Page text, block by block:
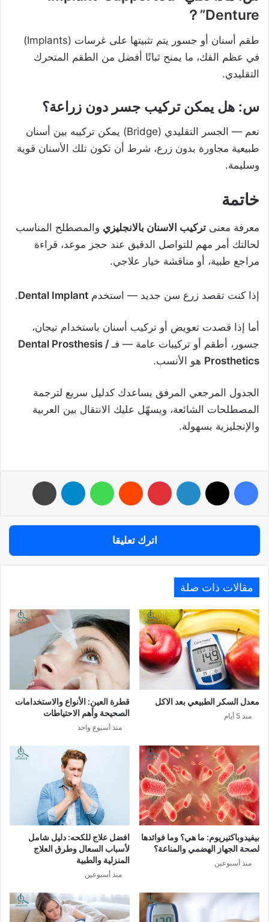
Denture”？
طقم أسنان أو جسور يتم تثبيتها على غرسات (implants)
في عظم الفك، ما يمنح ثباتًا أفضل من الطقم المتحرك
التقليدي.
س: هل يمكن تركيب جسر دون زراعة؟
نعم — الجسر التقليدي (Bridge) يمكن تركيبه بين أسنان
طبيعية مجاورة بدون زرع، شرط أن تكون تلك الأسنان قوية
وسليمة.
خاتمة
معرفة معنى تركيب الاسنان بالانجليزي والمصطلح المناسب
لحالتك أمر مهم للتواصل الدقيق عند حجز موعد، قراءة
مراجع طبية، أو مناقشة خيار علاجي.
إذا كنت تقصد زرع سن جديد — استخدم Dental Implant
.
أما إذا قصدت تعويض أو تركيب أسنان باستخدام تيجان،
جسور، أطقم أو تركيبات عامة — فـ Dental Prosthesis /
Prosthetics هو الأنسب.
الجدول المرجعي المرفق يساعدك كدليل سريع لترجمة
المصطلحات الشائعة، ويسهّل عليك الانتقال بين العربية
والإنجليزية بسهولة.
فيسبوك لينكدإن بينتيريست واتساب تيلقرام
اترك تعليقا
مقالات ذات صلة
معدل السكر الطبيعي بعد الاكل
منذ 5 أيام
قطرة العين: الأنواع والاستخدامات
الصحيحة وأهم الاحتياطات
منذ أسبوع واحد
بيفيدوباكتيريوم: ما هي؟ وما فوائدها
لصحة الجهاز الهضمي والمناعة؟
منذ أسبوعين
افضل علاج للكحه: دليل شامل
لأسباب السعال وطرق العلاج
المنزلية والطبية
منذ أسبوعين